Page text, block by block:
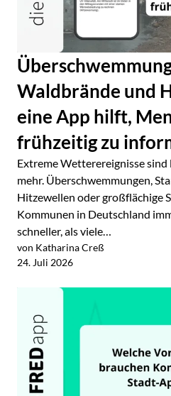
Waldbrände und
eine App hilft,
frühzeitig zu
Extreme Wetterereignisse sind
mehr. Überschwemmungen,
Hitzewellen oder großflächige
Kommunen in Deutschland
schneller, als viele…
von Katharina Creß
24. Juli 2026